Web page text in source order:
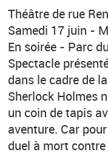
Théâtre de rue
Samedi 17 juin -
En soirée - Parc
Spectacle
dans le cadre de
Sherlock Holmes
un coin de tapis
aventure. Car
duel à mort